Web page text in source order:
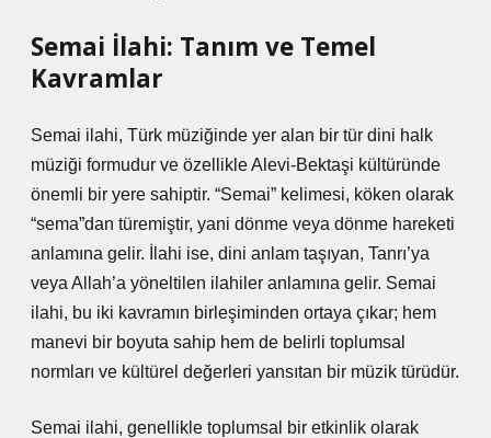
Semai İlahi: Tanım ve Temel
Kavramlar
Semai ilahi, Türk müziğinde yer alan bir tür dini halk
müziği formudur ve özellikle Alevi-Bektaşi kültüründe
önemli bir yere sahiptir. “Semai” kelimesi, köken olarak
“sema”dan türemiştir, yani dönme veya dönme hareketi
anlamına gelir. İlahi ise, dini anlam taşıyan, Tanrı’ya
veya Allah’a yöneltilen ilahiler anlamına gelir. Semai
ilahi, bu iki kavramın birleşiminden ortaya çıkar; hem
manevi bir boyuta sahip hem de belirli toplumsal
normları ve kültürel değerleri yansıtan bir müzik türüdür.
Semai ilahi, genellikle toplumsal bir etkinlik olarak